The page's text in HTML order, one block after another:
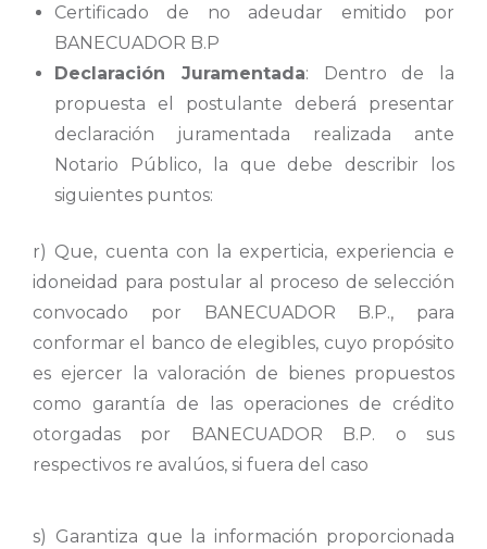
Certificado de no adeudar emitido por
BANECUADOR B.P
Declaración Juramentada: Dentro de la
propuesta el postulante deberá presentar
declaración juramentada realizada ante
Notario Público, la que debe describir los
siguientes puntos:
r) Que, cuenta con la experticia, experiencia e
idoneidad para postular al proceso de selección
convocado por BANECUADOR B.P., para
conformar el banco de elegibles, cuyo propósito
es ejercer la valoración de bienes propuestos
como garantía de las operaciones de crédito
otorgadas por BANECUADOR B.P. o sus
respectivos re avalúos, si fuera del caso
s) Garantiza que la información proporcionada